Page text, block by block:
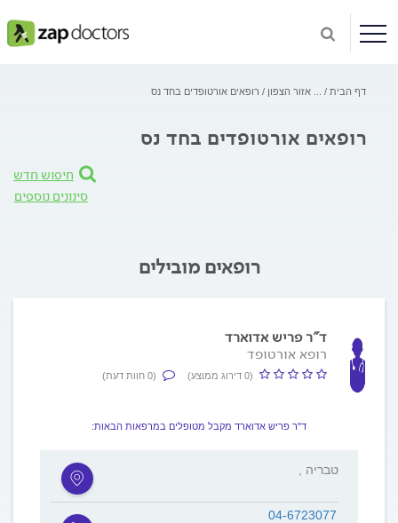
דף הבית אזור הצפון רופאים אורטופדים בחד נס
רופאים אורטופדים בחד נס
חיפוש חדש
סינונים נוספים
רופאים מובילים
ד"ר פריש אדוארד
רופא אורטופד
(0 דירוג ממוצע) (0 חוות דעת)
ד"ר פריש אדוארד מקבל מטופלים במרפאות הבאות:
, טבריה
04-6723077